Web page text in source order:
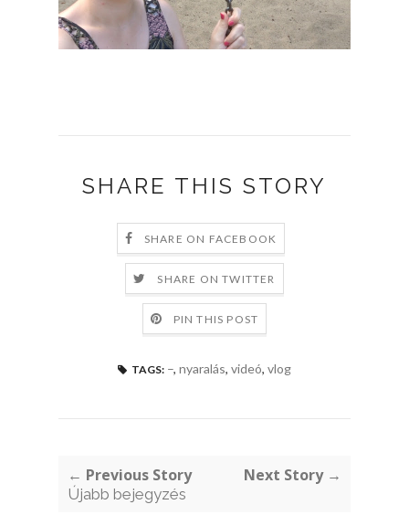
SHARE THIS STORY
SHARE ON FACEBOOK
SHARE ON TWITTER
PIN THIS POST
TAGS: –, nyaralás, videó, vlog
← Previous Story
Újabb bejegyzés
Next Story →